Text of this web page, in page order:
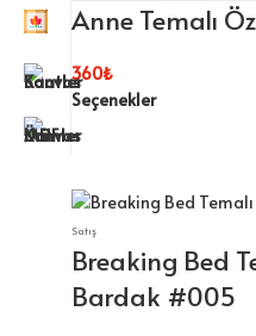
Anne Temalı
360₺
Seçenekler
Satış
Breaking Bed
Bardak #005